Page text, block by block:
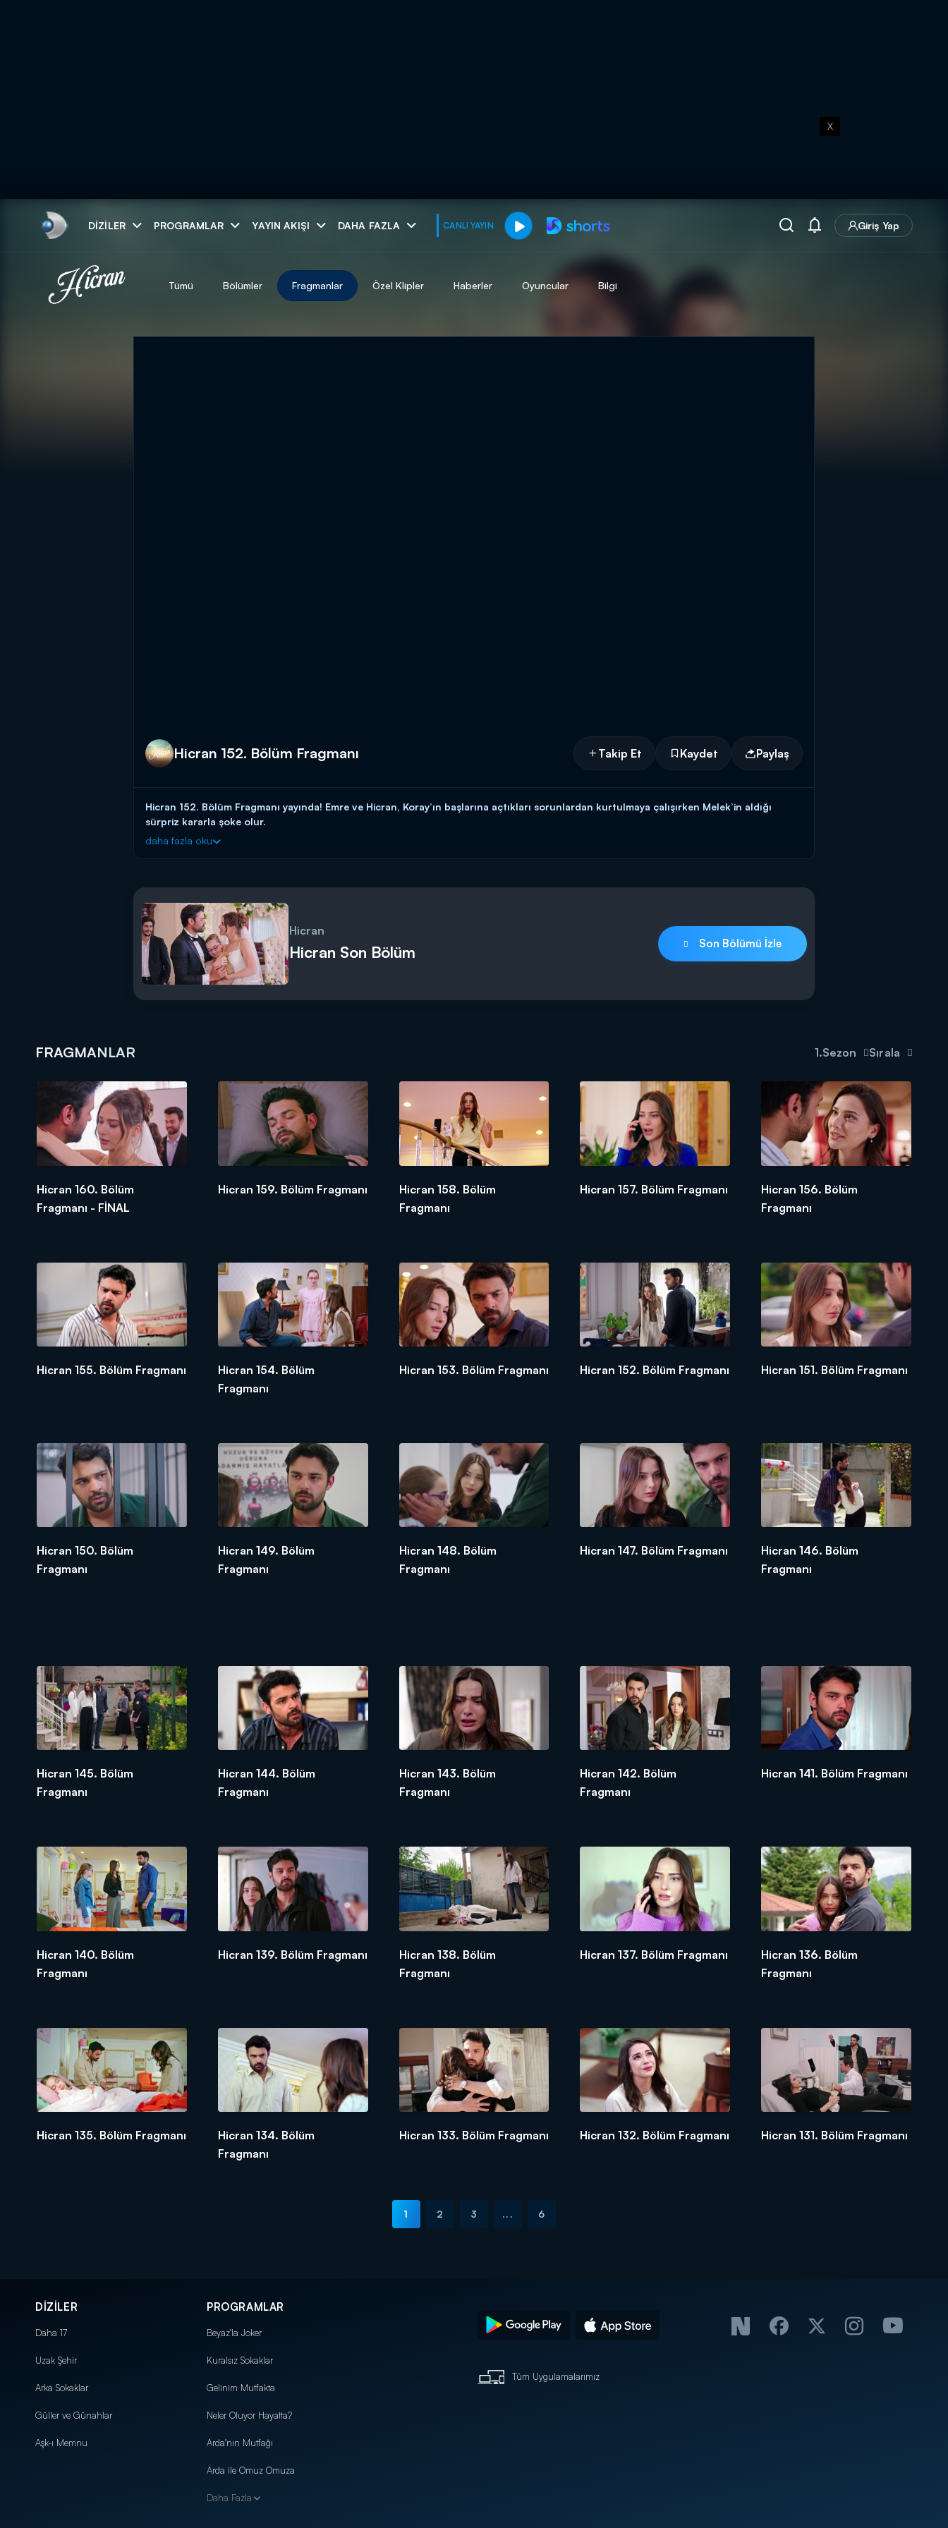
X
DIZILER PROGRAMLAR YAYIN AKIŞI DAHA FAZLA CANLI YAYIN Giriş Yap
muhteşem ikili
ARAMA SONUÇLARI
Tümü Bölümler Fragmanlar Özel Klipler Haberler Oyuncular Bilgi
Hicran 152. Bölüm Fragmanı Takip Et Kaydet Paylaş
Hicran 152. Bölüm Fragmanı yayında! Emre ve Hicran, Koray’ın başlarına açtıkları sorunlardan kurtulmaya çalışırken Melek’in aldığı
sürpriz kararla şoke olur.
Leyla, hakkındaki gerçekleri öğrenince şoke olur. Cihan ise Leyla’yı kaybetmemeye kararlıdır.
daha fazla oku
Hicran
Hicran Son Bölüm Son Bölümü İzle
FRAGMANLAR 1.Sezon Sırala
Hicran 160. Bölüm
Fragmanı - FİNAL
Hicran 159. Bölüm Fragmanı
Hicran 158. Bölüm
Fragmanı
Hicran 157. Bölüm Fragmanı
Hicran 156. Bölüm
Fragmanı
Hicran 155. Bölüm Fragmanı
Hicran 154. Bölüm
Fragmanı
Hicran 153. Bölüm Fragmanı Hicran 152. Bölüm Fragmanı Hicran 151. Bölüm Fragmanı
Hicran 150. Bölüm
Fragmanı
Hicran 149. Bölüm
Fragmanı
Hicran 148. Bölüm
Fragmanı
Hicran 147. Bölüm Fragmanı
Hicran 146. Bölüm
Fragmanı
Hicran 145. Bölüm
Fragmanı
Hicran 144. Bölüm
Fragmanı
Hicran 143. Bölüm
Fragmanı
Hicran 142. Bölüm
Fragmanı
Hicran 141. Bölüm Fragmanı
Hicran 140. Bölüm
Fragmanı
Hicran 139. Bölüm Fragmanı
Hicran 138. Bölüm
Fragmanı
Hicran 137. Bölüm Fragmanı
Hicran 136. Bölüm
Fragmanı
Hicran 135. Bölüm Fragmanı
Hicran 134. Bölüm
Fragmanı
Hicran 133. Bölüm Fragmanı Hicran 132. Bölüm Fragmanı Hicran 131. Bölüm Fragmanı
1 2 3 ... 6
DİZİLER
Daha 17
Uzak Şehir
Arka Sokaklar
Güller ve Günahlar
Aşk-ı Memnu
PROGRAMLAR
Beyaz'la Joker
Kuralsız Sokaklar
Gelinim Mutfakta
Neler Oluyor Hayatta?
Arda'nın Mutfağı
Arda ile Omuz Omuza
Daha Fazla
Tüm Uygulamalarımız